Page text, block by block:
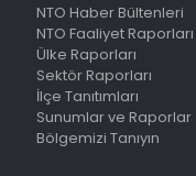
NTO Haber Bültenleri
NTO Faaliyet Raporları
Ülke Raporları
Sektör Raporları
İlçe Tanıtımları
Sunumlar ve Raporlar
Bölgemizi Tanıyın